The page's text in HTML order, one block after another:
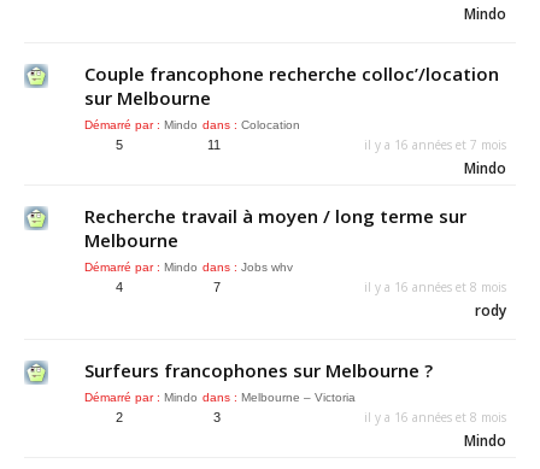
Mindo
Couple francophone recherche colloc’/location
sur Melbourne
Démarré par : Mindo dans : Colocation
5 11 il y a 16 années et 7 mois
Mindo
Recherche travail à moyen / long terme sur
Melbourne
Démarré par : Mindo dans : Jobs whv
4 7 il y a 16 années et 8 mois
rody
Surfeurs francophones sur Melbourne ?
Démarré par : Mindo dans : Melbourne – Victoria
2 3 il y a 16 années et 8 mois
Mindo